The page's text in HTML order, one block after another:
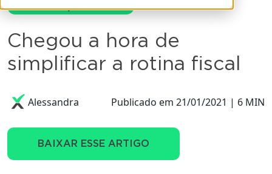
Automação Fiscal
Chegou a hora de
simplificar a rotina fiscal
Alessandra Publicado em 21/01/2021 | 6 MIN
BAIXAR ESSE ARTIGO